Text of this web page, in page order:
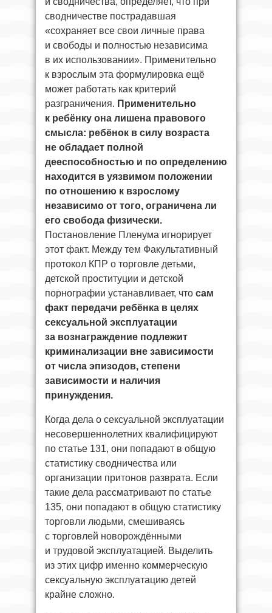
сводничестве пострадавшая
«сохраняет все свои личные права
и свободы и полностью независима
в их использовании». Применительно
к взрослым эта формулировка ещё
может работать как критерий
разграничения. Применительно
к ребёнку она лишена правового
смысла: ребёнок в силу возраста
не обладает полной
дееспособностью и по определению
находится в уязвимом положении
по отношению к взрослому
независимо от того, ограничена ли
его свобода физически.
Постановление Пленума игнорирует
этот факт. Между тем Факультативный
протокол КПР о торговле детьми,
детской проституции и детской
порнографии устанавливает, что сам
факт передачи ребёнка в целях
сексуальной эксплуатации
за вознаграждение подлежит
криминализации вне зависимости
от числа эпизодов, степени
зависимости и наличия
принуждения.
Когда дела о сексуальной эксплуатации
несовершеннолетних квалифицируют
по статье 131, они попадают в общую
статистику сводничества или
организации притонов разврата. Если
такие дела рассматривают по статье
135, они попадают в общую статистику
торговли людьми, смешиваясь
с торговлей новорождёнными
и трудовой эксплуатацией. Выделить
из этих цифр именно коммерческую
сексуальную эксплуатацию детей
крайне сложно.